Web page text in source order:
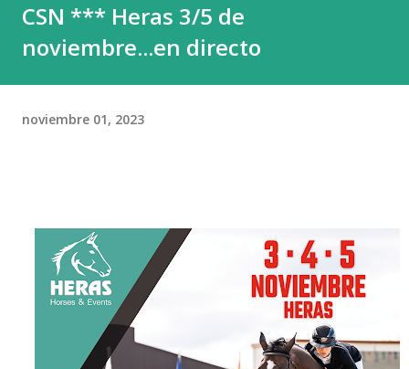
CSN *** Heras 3/5 de
noviembre...en directo
noviembre 01, 2023